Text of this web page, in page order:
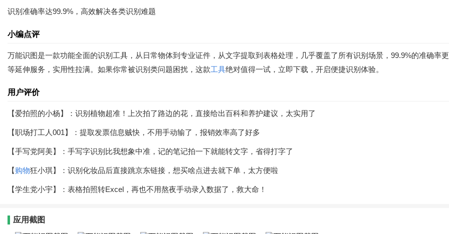
识别准确率达99.9%，高效解决各类识别难题
小编点评
万能识图是一款功能全面的识别工具，从日常物体到专业证件，从文字提取到表格处理，几乎覆盖了所有识别场景，99.9%的准确率
等延伸服务，实用性拉满。如果你常被识别类问题困扰，这款工具绝对值得一试，立即下载，开启便捷识别体验。
用户评价
【爱拍照的小杨】：识别植物超准！上次拍了路边的花，直接给出百科和养护建议，太实用了
【职场打工人001】：提取发票信息贼快，不用手动输了，报销效率高了好多
【手写党阿美】：手写字识别比我想象中准，记的笔记拍一下就能转文字，省得打字了
【购物狂小琪】：识别化妆品后直接跳京东链接，想买啥点进去就下单，太方便啦
【学生党小宇】：表格拍照转Excel，再也不用熬夜手动录入数据了，救大命！
应用截图